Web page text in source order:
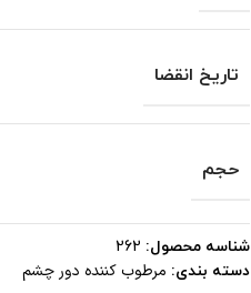
تاریخ انقضا
حجم
شناسه محصول: 262
دسته بندی: مرطوب کننده دور چشم